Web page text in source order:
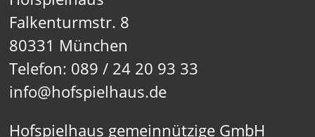
Falkenturmstr. 8
80331 München
Telefon: 089 / 24 20 93 33
info@hofspielhaus.de
Hofspielhaus gemeinnützige GmbH